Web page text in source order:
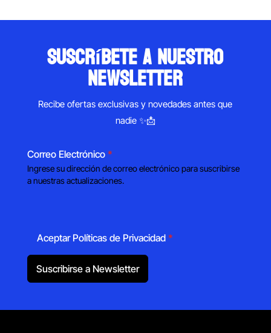
suscríbete a nuestro
newsletter
Recibe ofertas exclusivas y novedades antes que
nadie ✨📩
Correo Electrónico *
Ingrese su dirección de correo electrónico para suscribirse
a nuestras actualizaciones.
Aceptar Políticas de Privacidad *
Suscribirse a Newsletter